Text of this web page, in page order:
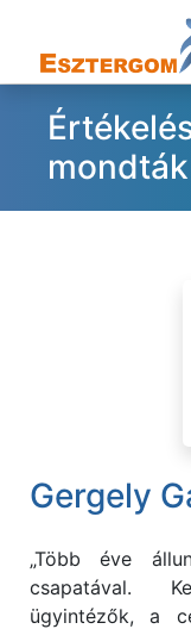
Gergely
„Több éve
csapatával.
ügyintézők, a